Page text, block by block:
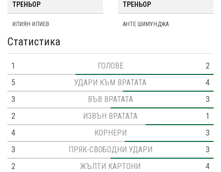
ТРЕНЬОР
ИЛИЯН ИЛИЕВ
ТРЕНЬОР
АНТЕ ШИМУНДЖА
Статистика
1 ГОЛОВЕ
2
5
УДАРИ КЪМ ВРАТАТА
4
3
ВЪВ ВРАТАТА
3
2
ИЗВЪН ВРАТАТА
1
4
КОРНЕРИ
3
3
ПРЯК-СВОБОДНИ УДАРИ
3
2
ЖЪЛТИ КАРТОНИ 4